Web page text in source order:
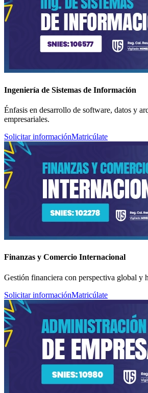
Ingeniería de Sistemas de Información
Énfasis en desarrollo de software, datos y
empresariales.
Solicitar informaciónMatricúlate
Finanzas y Comercio Internacional
Gestión financiera con perspectiva global y
Solicitar informaciónMatricúlate